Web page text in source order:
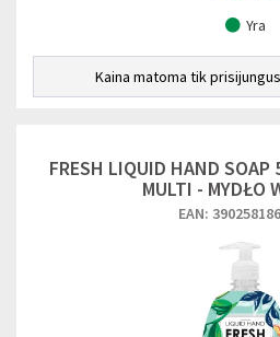
Yra
Kaina matoma tik
FRESH LIQUID HAND SOAP
MULTI - MYDŁO
EAN: